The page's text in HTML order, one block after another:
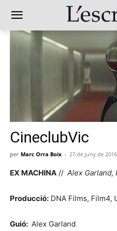
CineclubVic
per Marc Orra Boix - 27 de juny de 2016
EX MACHINA // Alex Garland,
Producció: DNA Films, Film4,
Guió: Alex Garland